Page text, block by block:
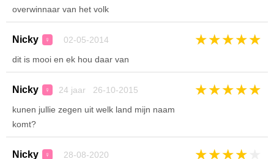
overwinnaar van het volk
Nicky ♀ 02-05-2014 ★★★★★
dit is mooi en ek hou daar van
Nicky ♀ 24 jaar 26-10-2015 ★★★★★
kunen jullie zegen uit welk land mijn naam
komt?
Nicky ♀ 28-08-2020 ★★★★